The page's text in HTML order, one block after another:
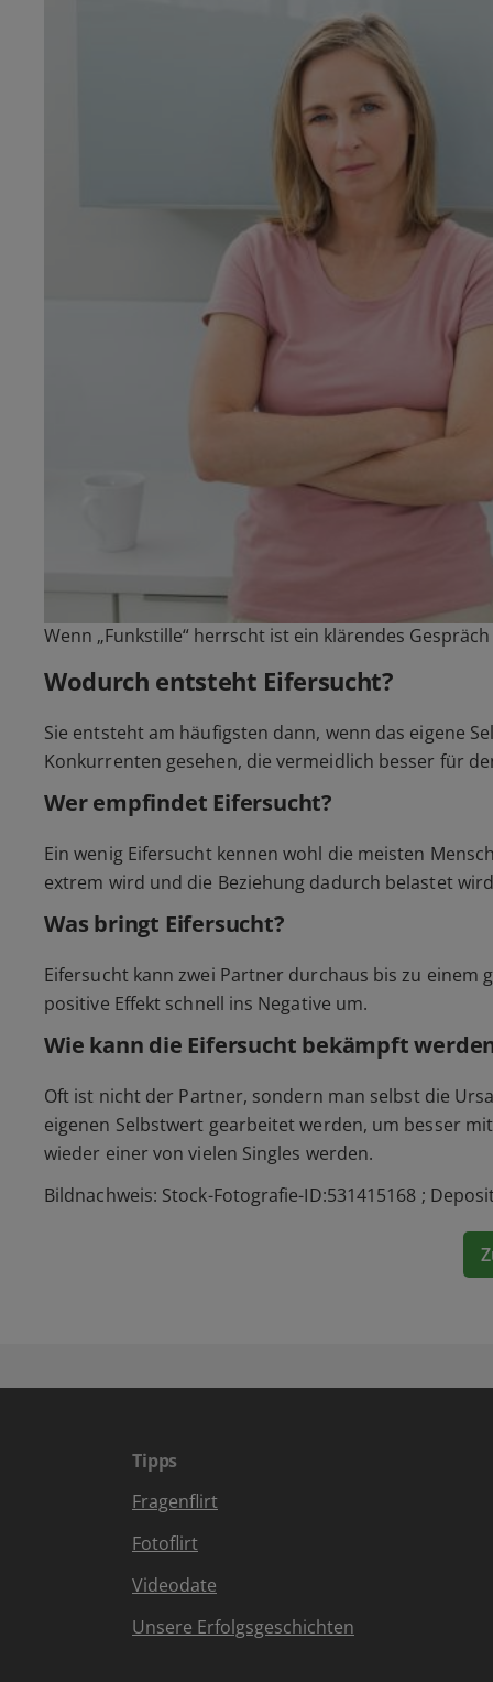
Wenn „Funkstille“ herrscht ist ein klärendes
Wodurch entsteht Eifersucht?
Sie entsteht am häufigsten dann, wenn das eigene
Konkurrenten gesehen, die vermeidlich besser für
Wer empfindet Eifersucht?
Ein wenig Eifersucht kennen wohl die meisten
extrem wird und die Beziehung dadurch belastet
Was bringt Eifersucht?
Eifersucht kann zwei Partner durchaus bis zu einem
positive Effekt schnell ins Negative um.
Wie kann die Eifersucht bekämpft
Oft ist nicht der Partner, sondern man selbst die
eigenen Selbstwert gearbeitet werden, um besser
wieder einer von vielen Singles werden.
Bildnachweis: Stock-Fotografie-ID:531415168 ;
Tipps
Fragenflirt
Fotoflirt
Videodate
Unsere Erfolgsgeschichten